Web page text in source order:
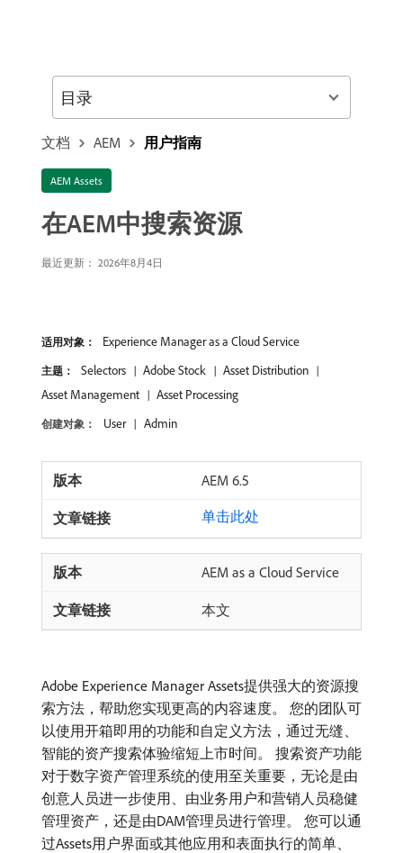
文档 AEM 用户指南
AEM Assets
在AEM中搜索资源
最近更新： 2026年8月4日
适用对象： Experience Manager as a Cloud Service
主题： Selectors Adobe Stock
Asset Distribution
Asset Management
Asset Processing
创建对象： User Admin
AEM 6.5
单击此处
AEM as a Cloud Service
本文
Adobe Experience Manager Assets提供强大的资源搜
索方法，帮助您实现更高的内容速度。 您的团队可
以使用开箱即用的功能和自定义方法，通过无缝、
智能的资产搜索体验缩短上市时间。 搜索资产功能
对于数字资产管理系统的使用至关重要，无论是由
创意人员进一步使用、由业务用户和营销人员稳健
管理资产，还是由DAM管理员进行管理。 您可以通
过Assets用户界面或其他应用和表面执行的简单、
目录